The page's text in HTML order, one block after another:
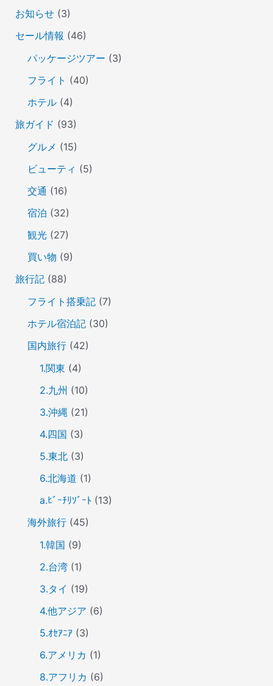
お知らせ(3)
セール情報 (46)
パッケージツアー (3)
フライト (40)
ホテル(4)
旅ガイド (93)
グルメ (15)
ビューティ (5)
交通 (16)
宿泊 (32)
観光(27)
買い物 (9)
旅行記(88)
フライト搭乗記(7)
ホテル宿泊記(30)
国内旅行(42)
1.関東 (4)
2.九州 (10)
3.沖縄(21)
4.四国 (3)
5.東北(3)
6.北海道 (1)
a.ﾋﾞｰﾁﾘｿﾞｰﾄ (13)
海外旅行(45)
1.韓国 (9)
2.台湾(1)
3.タイ (19)
4.他アジア (6)
5.ｵｾｱﾆｱ(3)
6.アメリカ (1)
8.アフリカ (6)